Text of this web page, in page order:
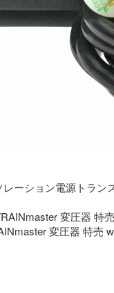
ーション電源トラン
変圧器 特売